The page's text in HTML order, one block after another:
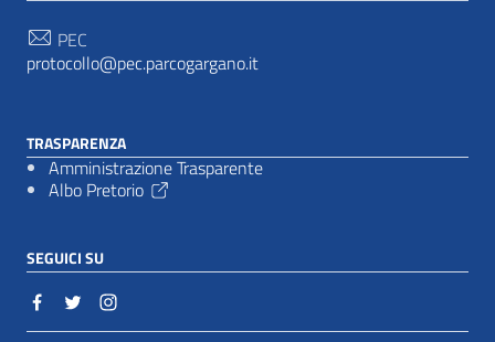
PEC
protocollo@pec.parcogargano.it
TRASPARENZA
Amministrazione Trasparente
Albo Pretorio
SEGUICI SU